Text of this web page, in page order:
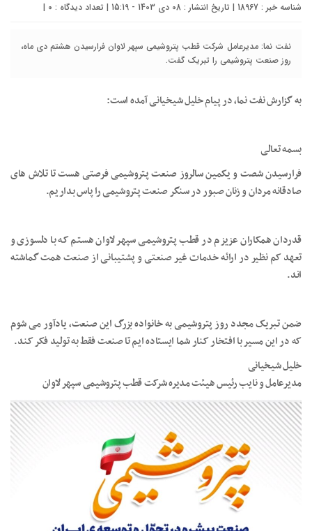
شناسه خبر : 18967 | تاریخ انتشار : 08 دی 1403 - 15:19 | تعداد دیدگاه : ۰ |
نفت نما: مدیرعامل شرکت قطب پتروشیمی سپهر لاوان فرارسیدن هشتم دی ماه،
روز صنعت پتروشیمی را تبریک گفت.
به گزارش نفت نما، در پیام خلیل شیخیانی آمده است:
بسمه تعالی
فرارسیدن شصت و یکمین سالروز صنعت پتروشیمی فرصتی هست تا تلاش های
صادقانه مردان و زنان صبور در سنگر صنعت پتروشیمی را پاس بداریم.
قدردان همکاران عزیزم در قطب پتروشیمی سپهر لاوان هستم که با دلسوزی و
تعهد کم نظیر در ارائه خدمات غیر صنعتی و پشتیبانی از صنعت همت گماشته
اند.
ضمن تبریک مجدد روز پتروشیمی به خانواده بزرگ این صنعت، یادآور می شوم
که در این مسیر با افتخار کنار شما ایستاده ایم تا صنعت فقط به تولید فکر کند.
خلیل شیخیانی
مدیرعامل و نایب رئیس هیئت مدیره شرکت قطب پتروشیمی سپهر لاوان